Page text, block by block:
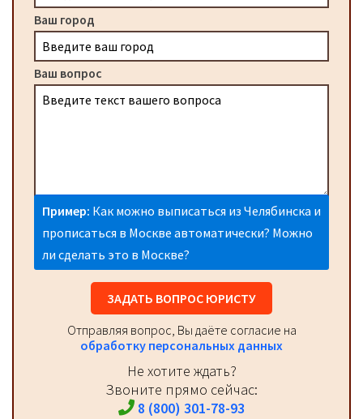
Ваш город
Ваш вопрос
Пример: Как можно выписаться из Челябинска и
прописаться в Москве автоматически? Можно
ли сделать это в Москве?
ЗАДАТЬ ВОПРОС ЮРИСТУ
Отправляя вопрос, Вы даёте согласие на
обработку персональных данных
Не хотите ждать?
Звоните прямо сейчас:
8 (800) 301-78-93